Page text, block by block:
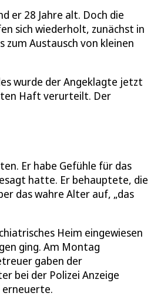
er 28 Jahre alt. Doch die
sich wiederholt, zunächst in
zum Austausch von kleinen
wurde der Angeklagte jetzt
Haft verurteilt. Der
Er habe Gefühle für das
hatte. Er behauptete, die
das wahre Alter auf, „das
Heim eingewiesen
ging. Am Montag
gaben der
bei der Polizei Anzeige
erneuerte.